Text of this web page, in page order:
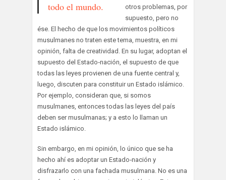
todo el mundo.
otros problemas, por
supuesto, pero no
ése. El hecho de que los movimientos políticos
musulmanes no traten este tema, muestra, en mi
opinión, falta de creatividad. En su lugar, adoptan el
supuesto del Estado‑nación, el supuesto de que
todas las leyes provienen de una fuente central y,
luego, discuten para constituir un Estado islámico.
Por ejemplo, consideran que, si somos
musulmanes, entonces todas las leyes del país
deben ser musulmanas; y a esto lo llaman un
Estado islámico.
Sin embargo, en mi opinión, lo único que se ha
hecho ahí es adoptar un Estado‑nación y
disfrazarlo con una fachada musulmana. No es una